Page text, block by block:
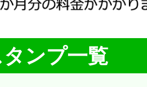
ックマンプ一覧